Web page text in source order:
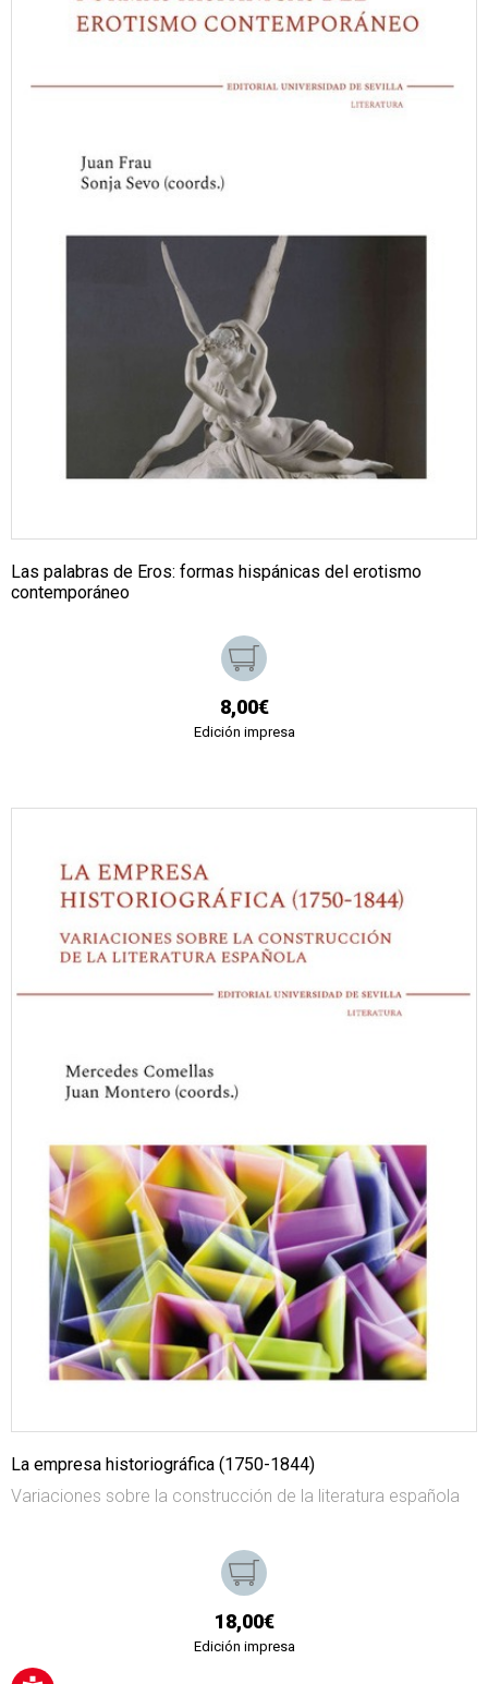
Las palabras de Eros: formas hispánicas del erotismo
contemporáneo
8,00€
Edición impresa
La empresa historiográfica (1750-1844)
Variaciones sobre la construcción de la literatura española
18,00€
Edición impresa